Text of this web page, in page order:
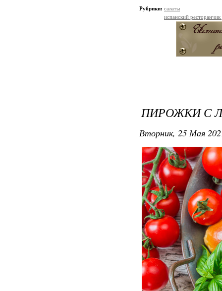
Рубрики: салаты
испанский
ПИРОЖКИ С
Вторник, 25 Мая